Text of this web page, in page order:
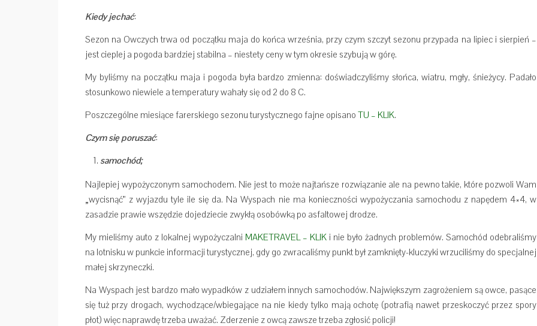
Kiedy jechać:
Sezon na Owczych trwa od początku maja do końca września, przy czym szczyt sezonu przypada na lipiec i sierpień –
jest cieplej a pogoda bardziej stabilna – niestety ceny w tym okresie szybują w górę.
My byliśmy na początku maja i pogoda była bardzo zmienna: doświadczyliśmy słońca, wiatru, mgły, śnieżycy. Padało
stosunkowo niewiele a temperatury wahały się od 2 do 8 C.
Poszczególne miesiące farerskiego sezonu turystycznego fajne opisano TU – KLIK.
Czym się poruszać:
samochód;
Najlepiej wypożyczonym samochodem. Nie jest to może najtańsze rozwiązanie ale na pewno takie, które pozwoli Wam
„wycisnąć” z wyjazdu tyle ile się da. Na Wyspach nie ma konieczności wypożyczania samochodu z napędem 4×4, w
zasadzie prawie wszędzie dojedziecie zwykłą osobówką po asfaltowej drodze.
My mieliśmy auto z lokalnej wypożyczalni MAKETRAVEL – KLIK i nie było żadnych problemów. Samochód odebraliśmy
na lotnisku w punkcie informacji turystycznej, gdy go zwracaliśmy punkt był zamknięty-kluczyki wrzuciliśmy do specjalnej
małej skrzyneczki.
Na Wyspach jest bardzo mało wypadków z udziałem innych samochodów. Największym zagrożeniem są owce, pasące
się tuż przy drogach, wychodzące/wbiegające na nie kiedy tylko mają ochotę (potrafią nawet przeskoczyć przez spory
płot) więc naprawdę trzeba uważać. Zderzenie z owcą zawsze trzeba zgłosić policji!